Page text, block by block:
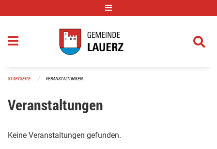
STARTSEITE VERANSTALTUNGEN
Veranstaltungen
Keine Veranstaltungen gefunden.